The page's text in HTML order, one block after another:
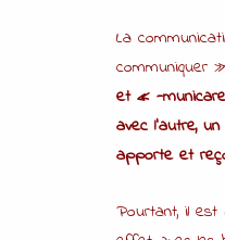
La
communiquer
et « -municare
avec l’autre,
apporte et
Pourtant, il est